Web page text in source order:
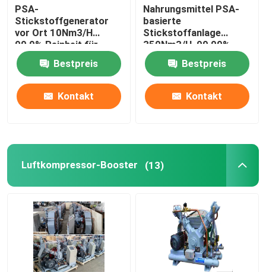
Kontakt
Referenzen
PSA-Gasgenerator
Psa-Sauerstoff-Generator
Luftkompressor-Booster
ABB-Durchflussmesser
PSA-
Stickstoffgenerator
vor Ort 10Nm3/H
99,9% Reinheit für
Lebensmittel,
Metallurgie, Chemie
Bestpreis
Kontakt
Nahrungsmittel PSA-
basierte
Stickstoffanlage
350Nm3/H, 99,99%
Reinheit
Bestpreis
Kontakt
Luftkompressor-Booster (13)